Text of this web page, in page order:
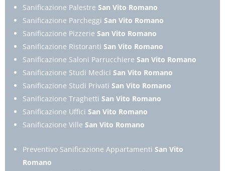
Sanificazione PalestreSan Vito Romano
Sanificazione ParcheggiSan Vito Romano
Sanificazione PizzerieSan Vito Romano
Sanificazione RistorantiSan Vito Romano
Sanificazione Saloni ParrucchiereSan Vito Romano
Sanificazione Studi MediciSan Vito Romano
Sanificazione Studi PrivatiSan Vito Romano
Sanificazione TraghettiSan Vito Romano
Sanificazione UfficiSan Vito Romano
Sanificazione VilleSan Vito Romano
Preventivo Sanificazione AppartamentiSan Vito
Romano